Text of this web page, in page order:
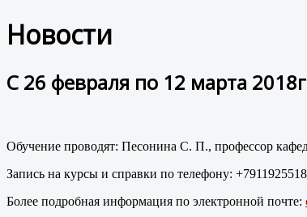
Новости
С 26 февраля по 12 марта
Обучение проводят: Песонина С. П., профессор
Запись на курсы и справки по телефону:
Более подробная информация по электронной почте: